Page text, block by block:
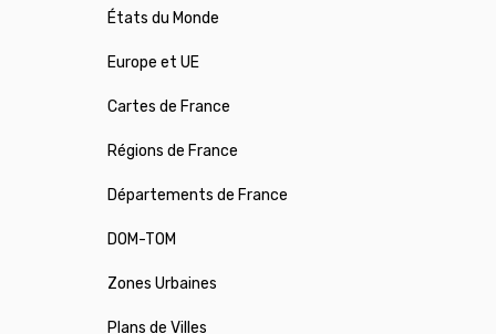
États du Monde
Europe et UE
Cartes de France
Régions de France
Départements de France
DOM-TOM
Zones Urbaines
Plans de Villes